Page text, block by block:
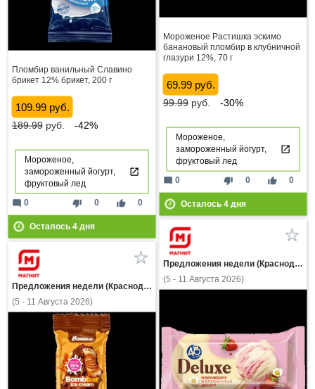
Мороженое Растишка эскимо
банановый пломбир в клубничной
глазури 12%, 70 г
69.99 руб.
99.99руб. -30%
Мороженое,
замороженный йогурт,
фруктовый лед
thumb_down 0 thumb_up 0
mode_comment 0
Осталось 4дня
Пломбир ванильный Славино
брикет 12% брикет, 200 г
109.99 руб.
189.99руб. -42%
Мороженое,
замороженный йогурт,
фруктовый лед
thumb_down 0 thumb_up 0
mode_comment 0
Осталось 4дня
Предложения недели (Краснодарский край)
(5 - 11 Августа 2026)
Предложения недели (Краснодарский край)
(5 - 11 Августа 2026)